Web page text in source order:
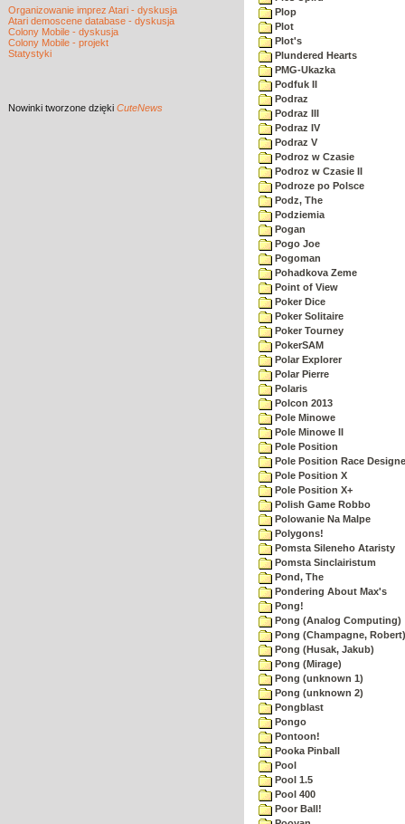
Organizowanie imprez Atari - dyskusja
Atari demoscene database - dyskusja
Colony Mobile - dyskusja
Colony Mobile - projekt
Statystyki
Nowinki tworzone dzięki CuteNews
Plop
Plot
Plot's
Plundered Hearts
PMG-Ukazka
Podfuk II
Podraz
Podraz III
Podraz IV
Podraz V
Podroz w Czasie
Podroz w Czasie II
Podroze po Polsce
Podz, The
Podziemia
Pogan
Pogo Joe
Pogoman
Pohadkova Zeme
Point of View
Poker Dice
Poker Solitaire
Poker Tourney
PokerSAM
Polar Explorer
Polar Pierre
Polaris
Polcon 2013
Pole Minowe
Pole Minowe II
Pole Position
Pole Position Race
Pole Position X
Pole Position X+
Polish Game Robbo
Polowanie Na Malpe
Polygons!
Pomsta Sileneho Ataristy
Pomsta Sinclairistum
Pond, The
Pondering About Max's
Pong!
Pong (Analog Computing)
Pong (Champagne, Robert)
Pong (Husak, Jakub)
Pong (Mirage)
Pong (unknown 1)
Pong (unknown 2)
Pongblast
Pongo
Pontoon!
Pooka Pinball
Pool
Pool 1.5
Pool 400
Poor Ball!